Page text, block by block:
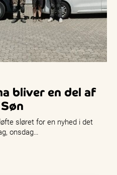
bliver en del af
sløret for en nyhed i det
onsdag…